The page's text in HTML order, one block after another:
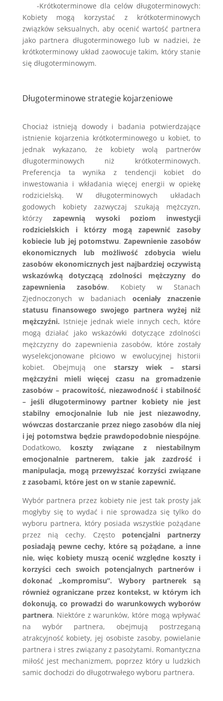
-Krótkoterminowe dla celów długoterminowych:
Kobiety mogą korzystać z krótkoterminowych
związków seksualnych, aby ocenić wartość partnera
jako partnera długoterminowego lub w nadziei, że
krótkoterminowy układ zaowocuje takim, który stanie
się długoterminowym.
Długoterminowe strategie kojarzeniowe
Chociaż istnieją dowody i badania potwierdzające
istnienie kojarzenia krótkoterminowego u kobiet, to
jednak wykazano, że kobiety wolą partnerów
długoterminowych niż krótkoterminowych.
Preferencja ta wynika z tendencji kobiet do
inwestowania i wkładania więcej energii w opiekę
rodzicielską. W długoterminowych układach
godowych kobiety zazwyczaj szukają mężczyzn,
którzy zapewnią wysoki poziom inwestycji
rodzicielskich i którzy mogą zapewnić zasoby
kobiecie lub jej potomstwu.Zapewnienie zasobów
ekonomicznych lub możliwość zdobycia wielu
zasobów ekonomicznych jest najbardziej oczywistą
wskazówką dotyczącą zdolności mężczyzny do
zapewnienia zasobów. Kobiety w Stanach
Zjednoczonych w badaniachoceniały znaczenie
statusu finansowego swojego partnera wyżej niż
mężczyźni. Istnieje jednak wiele innych cech, które
mogą działać jako wskazówki dotyczące zdolności
mężczyzny do zapewnienia zasobów, które zostały
wyselekcjonowane płciowo w ewolucyjnej historii
kobiet. Obejmują one starszy wiek – starsi
mężczyźni mieli więcej czasu na gromadzenie
zasobów – pracowitość, niezawodność i stabilność
– jeśli długoterminowy partner kobiety nie jest
stabilny emocjonalnie lub nie jest niezawodny,
wówczas dostarczanie przez niego zasobów dla niej
i jej potomstwa będzie prawdopodobnie niespójne.
Dodatkowo, koszty związane z niestabilnym
emocjonalnie partnerem, takie jak zazdrość i
manipulacja, mogą przewyższać korzyści związane
z zasobami, które jest on w stanie zapewnić.
Wybór partnera przez kobiety nie jest tak prosty jak
mogłyby się to wydać i nie sprowadza się tylko do
wyboru partnera, który posiada wszystkie pożądane
przez nią cechy. Często potencjalni partnerzy
posiadają pewne cechy, które są pożądane, a inne
nie, więc kobiety muszą ocenić względne koszty i
korzyści cech swoich potencjalnych partnerów i
dokonać „kompromisu”. Wybory partnerek są
również ograniczane przez kontekst, w którym ich
dokonują, co prowadzi do warunkowych wyborów
partnera. Niektóre z warunków, które mogą wpływać
na wybór partnera, obejmują postrzeganą
atrakcyjność kobiety, jej osobiste zasoby, powielanie
partnera i stres związany z pasożytami. Romantyczna
miłość jest mechanizmem, poprzez który u ludzkich
samic dochodzi do długotrwałego wyboru partnera.